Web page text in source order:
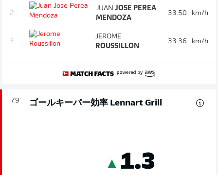
2.
JUAN JOSE PEREA
MENDOZA
33.50 km/h
3.
JEROME
ROUSSILLON
33.36 km/h
79' ゴールキーパー効率 Lennart Grill
1.3